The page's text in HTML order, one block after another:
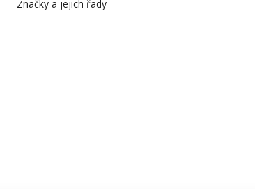
Značky a jejich řady